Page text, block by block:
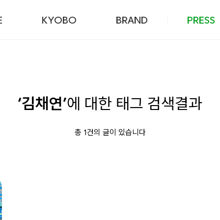
KYOBO BRAND PRESS
‘김채연’에 대한 태그 검색결과
총 1건의 글이 있습니다